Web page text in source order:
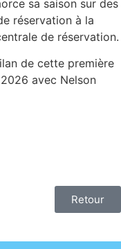
sa saison sur des
réservation à la
de réservation.
de cette première
avec Nelson
Retour